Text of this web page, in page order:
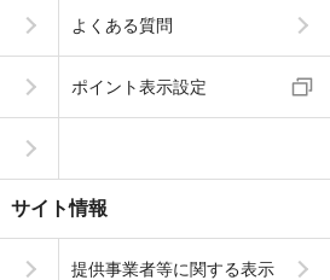
よくある質問
ポイント表示設定
サイト情報
提供事業者等に関する表示